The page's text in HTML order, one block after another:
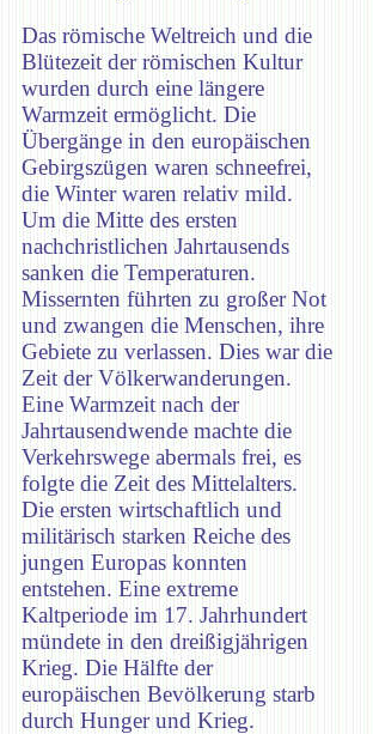
Das römische Weltreich und die
Blütezeit der römischen Kultur
wurden durch eine längere
Warmzeit ermöglicht. Die
Übergänge in den europäischen
Gebirgszügen waren schneefrei,
die Winter waren relativ mild.
Um die Mitte des ersten
nachchristlichen Jahrtausends
sanken die Temperaturen.
Missernten führten zu großer Not
und zwangen die Menschen, ihre
Gebiete zu verlassen. Dies war die
Zeit der Völkerwanderungen.
Eine Warmzeit nach der
Jahrtausendwende machte die
Verkehrswege abermals frei, es
folgte die Zeit des Mittelalters.
Die ersten wirtschaftlich und
militärisch starken Reiche des
jungen Europas konnten
entstehen. Eine extreme
Kaltperiode im 17. Jahrhundert
mündete in den dreißigjährigen
Krieg. Die Hälfte der
europäischen Bevölkerung starb
durch Hunger und Krieg.